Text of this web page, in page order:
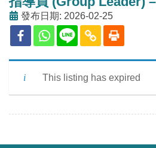
發布日期: 2026-02-25
This listing has expired